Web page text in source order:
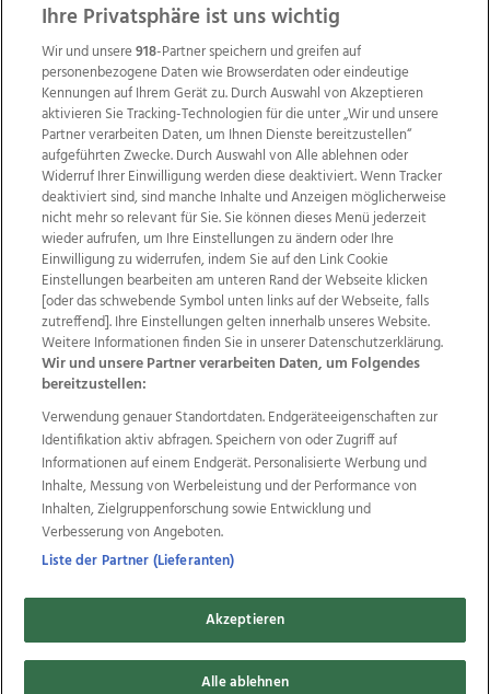
Wir über uns Mediadaten Kontakt
Jobs
Datenschutz
Impressum
AGB Anzeigekunden
AGB Website
Ehrenkodex Politische Werbung
Weitere Angebote des Medienhauses Wimmer
TV1 di-mog-i.at OÖNow
Ischler Woche
Life Radio
OÖNachrichten
OÖN Immobilien
OÖN Karriere
OÖN Reise
Promenaden Galerien
Regionaljobs
wasistlos.at wirtrauern.at
Copyrights © 2026 Tips Zeitungs GmbH & Co KG
developed by
Ihre Privatsphäre ist uns wichtig
Wir und unsere918-Partner speichern und greifen auf
personenbezogene Daten wie Browserdaten oder eindeutige
Kennungen auf Ihrem Gerät zu. Durch Auswahl von Akzeptieren
aktivieren Sie Tracking-Technologien für die unter „Wir und unsere
Partner verarbeiten Daten, um Ihnen Dienste bereitzustellen“
aufgeführten Zwecke. Durch Auswahl von Alle ablehnen oder
Widerruf Ihrer Einwilligung werden diese deaktiviert. Wenn Tracker
deaktiviert sind, sind manche Inhalte und Anzeigen möglicherweise
nicht mehr so relevant für Sie. Sie können dieses Menü jederzeit
wieder aufrufen, um Ihre Einstellungen zu ändern oder Ihre
Einwilligung zu widerrufen, indem Sie auf den Link Cookie
Einstellungen bearbeiten am unteren Rand der Webseite klicken
[oder das schwebende Symbol unten links auf der Webseite, falls
zutreffend]. Ihre Einstellungen gelten innerhalb unseres Website.
Weitere Informationen finden Sie in unserer Datenschutzerklärung.
Wir und unsere Partner verarbeiten Daten, um Folgendes
bereitzustellen:
Verwendung genauer Standortdaten. Endgeräteeigenschaften zur
Identifikation aktiv abfragen. Speichern von oder Zugriff auf
Informationen auf einem Endgerät. Personalisierte Werbung und
Inhalte, Messung von Werbeleistung und der Performance von
Inhalten, Zielgruppenforschung sowie Entwicklung und
Verbesserung von Angeboten.
Liste der Partner (Lieferanten)
Akzeptieren
Alle ablehnen